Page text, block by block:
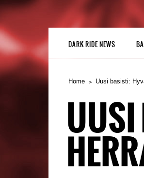
DARK RIDE NEWS
Home Uusi basisti:
UUSI